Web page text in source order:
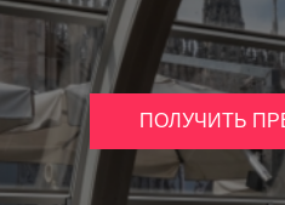
ПОЛУЧИТЬ